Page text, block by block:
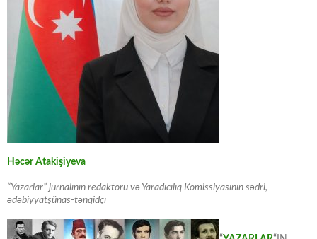
Həcər Atakişiyeva
“Yazarlar” jurnalının redaktoru və Yaradıcılıq Komissiyasının sədri,
ədəbiyyatşünas-tənqidçı